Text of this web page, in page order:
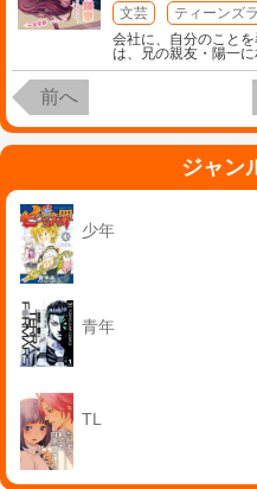
文芸
ティーンズ
会社に、自分のこと
は、兄の親友・陽一
前へ
ジャン
少年
青年
TL